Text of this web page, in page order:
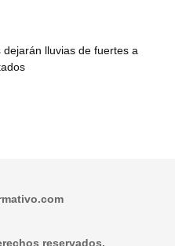
dejarán lluvias de fuertes a
reservados.